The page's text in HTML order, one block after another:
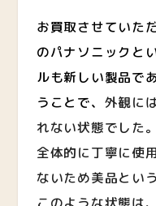
お買取させていた
のパナソニックと
ルも新しい製品で
うことで、 外観に
れない状態でした。
全体的に丁寧に使
ないため美品とい
このような状態は